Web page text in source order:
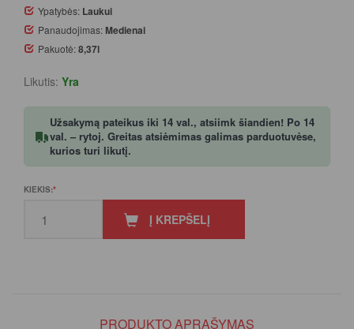
Ypatybės: Laukui
Panaudojimas: Medienai
Pakuotė:8,37l
Likutis: Yra
Užsakymą pateikus iki 14 val., atsiimk šiandien! Po 14
val. – rytoj. Greitas atsiėmimas galimas parduotuvėse,
kurios turi likutį.
KIEKIS:
Į KREPŠELĮ
PRODUKTO APRAŠYMAS